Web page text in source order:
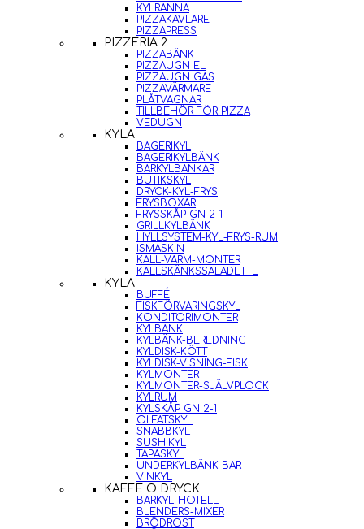
KYLRÄNNA
PIZZAKAVLARE
PIZZAPRESS
PIZZERIA 2
PIZZABÄNK
PIZZAUGN EL
PIZZAUGN GAS
PIZZAVÄRMARE
PLÅTVAGNAR
TILLBEHÖR FÖR PIZZA
VEDUGN
KYLA
BAGERIKYL
BAGERIKYLBÄNK
BARKYLBÄNKAR
BUTIKSKYL
DRYCK-KYL-FRYS
FRYSBOXAR
FRYSSKÅP GN 2-1
GRILLKYLBÄNK
HYLLSYSTEM-KYL-FRYS-RUM
ISMASKIN
KALL-VARM-MONTER
KALLSKÄNKSSALADETTE
KYLA
BUFFÉ
FISKFÖRVARINGSKYL
KONDITORIMONTER
KYLBÄNK
KYLBÄNK-BEREDNING
KYLDISK-KÖTT
KYLDISK-VISNING-FISK
KYLMONTER
KYLMONTER-SJÄLVPLOCK
KYLRUM
KYLSKÅP GN 2-1
ÖLFATSKYL
SNABBKYL
SUSHIKYL
TAPASKYL
UNDERKYLBÄNK-BAR
VINKYL
KAFFE O DRYCK
BARKYL-HOTELL
BLENDERS-MIXER
BRÖDROST